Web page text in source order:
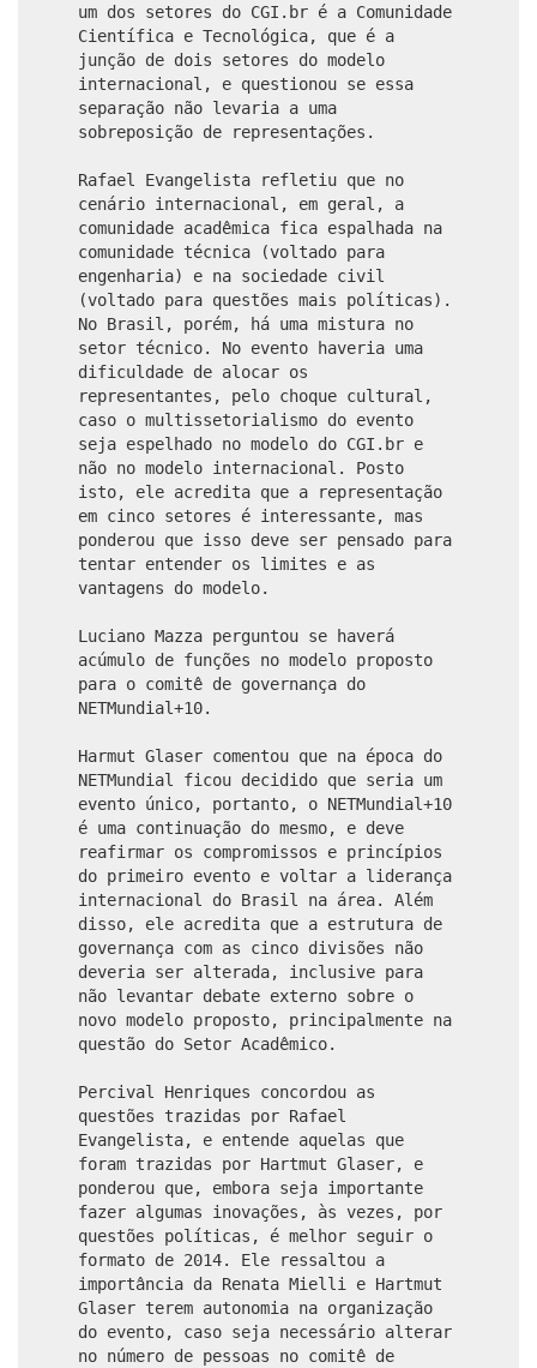
um dos setores do CGI.br é a Comunidade
Científica e Tecnológica, que é a
junção de dois setores do modelo
internacional, e questionou se essa
separação não levaria a uma
sobreposição de representações.
Rafael Evangelista refletiu que no
cenário internacional, em geral, a
comunidade acadêmica fica espalhada na
comunidade técnica (voltado para
engenharia) e na sociedade civil
(voltado para questões mais políticas).
No Brasil, porém, há uma mistura no
setor técnico. No evento haveria uma
dificuldade de alocar os
representantes, pelo choque cultural,
caso o multissetorialismo do evento
seja espelhado no modelo do CGI.br e
não no modelo internacional. Posto
isto, ele acredita que a representação
em cinco setores é interessante, mas
ponderou que isso deve ser pensado para
tentar entender os limites e as
vantagens do modelo.
Luciano Mazza perguntou se haverá
acúmulo de funções no modelo proposto
para o comitê de governança do
NETMundial+10.
Harmut Glaser comentou que na época do
NETMundial ficou decidido que seria um
evento único, portanto, o NETMundial+10
é uma continuação do mesmo, e deve
reafirmar os compromissos e princípios
do primeiro evento e voltar a liderança
internacional do Brasil na área. Além
disso, ele acredita que a estrutura de
governança com as cinco divisões não
deveria ser alterada, inclusive para
não levantar debate externo sobre o
novo modelo proposto, principalmente na
questão do Setor Acadêmico.
Percival Henriques concordou as
questões trazidas por Rafael
Evangelista, e entende aquelas que
foram trazidas por Hartmut Glaser, e
ponderou que, embora seja importante
fazer algumas inovações, às vezes, por
questões políticas, é melhor seguir o
formato de 2014. Ele ressaltou a
importância da Renata Mielli e Hartmut
Glaser terem autonomia na organização
do evento, caso seja necessário alterar
no número de pessoas no comitê de